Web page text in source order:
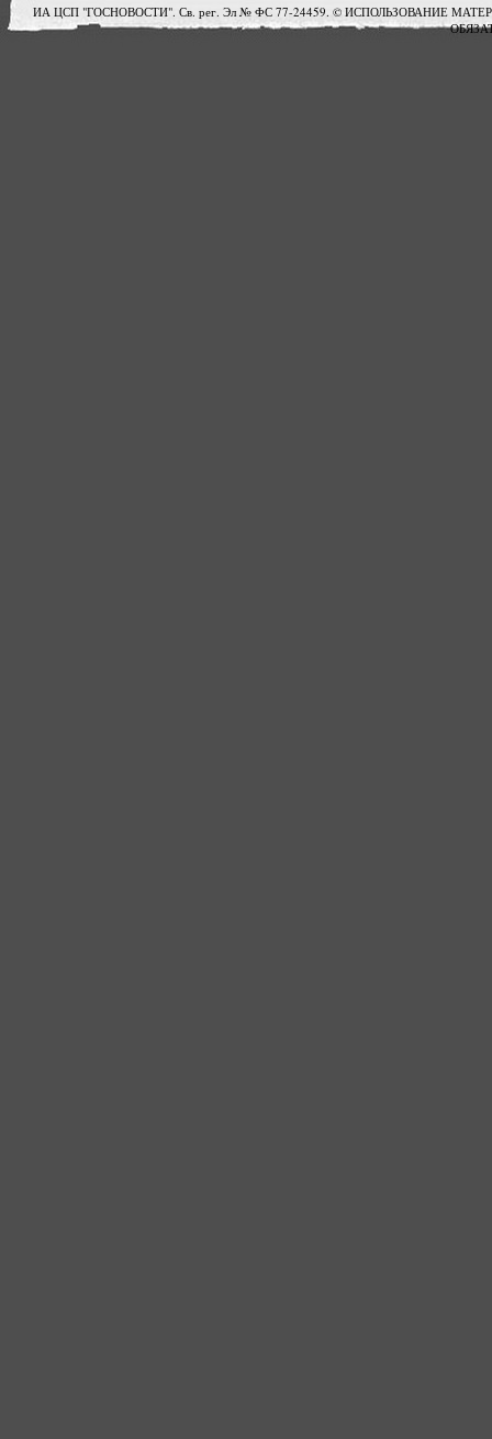
ИА ЦСП "ГОСНОВОСТИ". Св. рег. Эл № ФС 77-24459. © ИСПОЛЬЗОВАНИЕ